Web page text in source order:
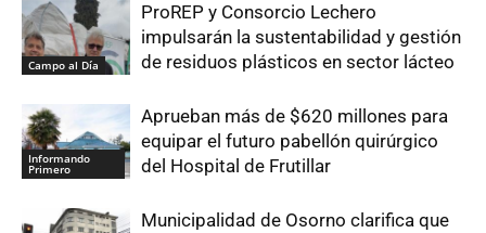
Campo al Día
ProREP y Consorcio Lechero
impulsarán la sustentabilidad y gestión
de residuos plásticos en sector lácteo
Informando
Primero
Aprueban más de $620 millones para
equipar el futuro pabellón quirúrgico
del Hospital de Frutillar
Municipalidad de Osorno clarifica que